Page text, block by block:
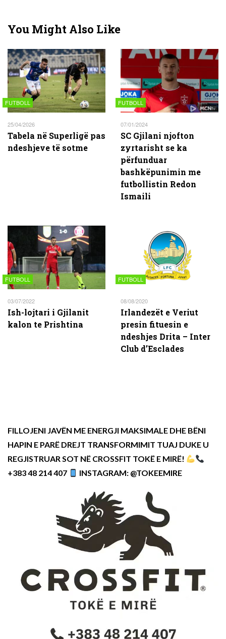
You Might Also Like
FUTBOLL
25/04/2026
Tabela në Superligë pas
ndeshjeve të sotme
FUTBOLL
07/01/2024
SC Gjilani njofton
zyrtarisht se ka
përfunduar
bashkëpunimin me
futbollistin Redon
Ismaili
FUTBOLL
03/07/2022
Ish-lojtari i Gjilanit
kalon te Prishtina
FUTBOLL
08/08/2020
Irlandezët e Veriut
presin fituesin e
ndeshjes Drita – Inter
Club d’Esclades
FILLOJENI JAVËN ME ENERGJI MAKSIMALE DHE BËNI
HAPIN E PARË DREJT TRANSFORMIMIT TUAJ DUKE U
REGJISTRUAR SOT NË CROSSFIT TOKË E MIRË!
+383 48 214 407
INSTAGRAM: @TOKEEMIRE